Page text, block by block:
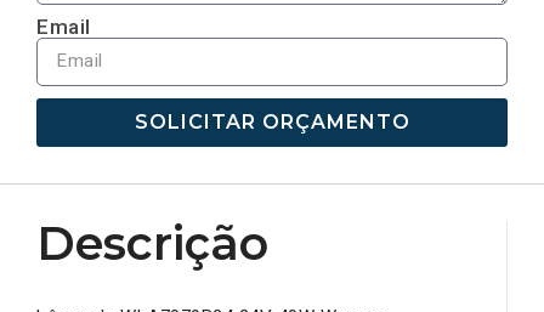
Email
SOLICITAR ORÇAMENTO
Descrição